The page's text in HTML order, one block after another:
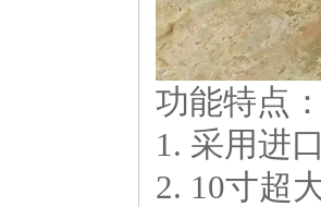
功能特点
1. 采用进
2. 10寸超